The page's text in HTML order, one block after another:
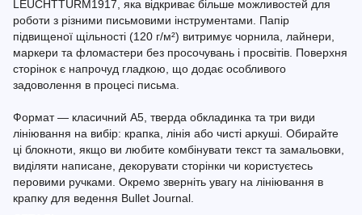
LEUCHTTURM1917, яка відкриває більше можливостей для
роботи з різними письмовими інструментами. Папір
підвищеної щільності (120 г/м²) витримує чорнила, лайнери,
маркери та фломастери без просочувань і просвітів. Поверхня
сторінок є напрочуд гладкою, що додає особливого
задоволення в процесі письма.
Формат — класичний A5, тверда обкладинка та три види
лініювання на вибір: крапка, лінія або чисті аркуші. Обирайте
ці блокноти, якщо ви любите комбінувати текст та замальовки,
виділяти написане, декорувати сторінки чи користуєтесь
перовими ручками. Окремо зверніть увагу на лініювання в
крапку для ведення Bullet Journal.